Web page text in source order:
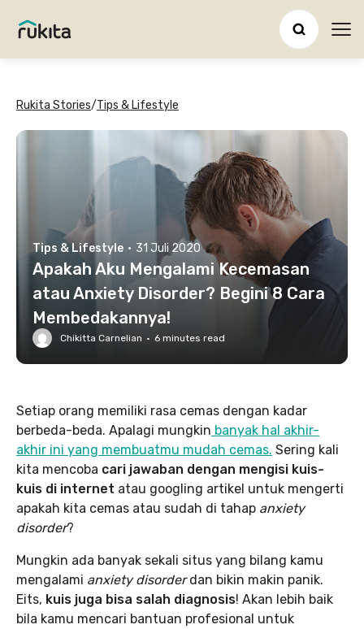
Rukita Stories/Tips & Lifestyle
Tips & Lifestyle · 31 Juli 2020
Apakah Aku Mengalami Kecemasan
atau Anxiety Disorder? Begini 8 Cara
Membedakannya!
Chikitta Carnelian · 6 minutes read
Setiap orang memiliki rasa cemas dengan kadar
berbeda-beda. Apalagi mungkin banyak hal akhir-
akhir ini yang membuatmu mudah cemas. Sering kali
kita mencoba cari jawaban dengan mengisi kuis-
kuis di internet atau googling artikel untuk mengerti
apakah kita cemas atau sudah di tahap anxiety
disorder?
Mungkin ada banyak sekali situs yang bilang kamu
mengalami anxiety disorderdan bikin makin panik.
Eits, kuis juga bisa salah diagnosis! Akan lebih baik
bila kamu mencari bantuan profesional untuk